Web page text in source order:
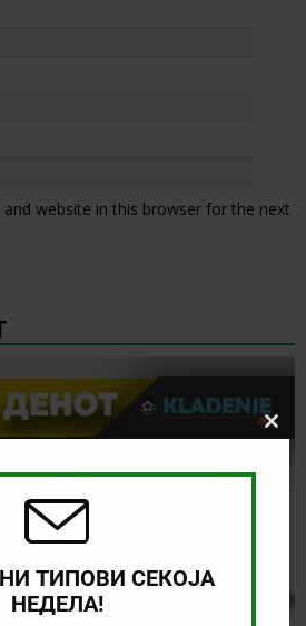
and website in this browser for the next
ТИПОВИ СЕКОЈА
НЕДЕЛА!